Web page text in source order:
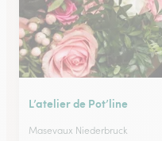
L’atelier de Pot’line
Masevaux Niederbruck